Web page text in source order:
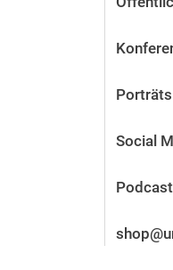
Stellenangebote
Alum­ni und
Kontakt undSocial